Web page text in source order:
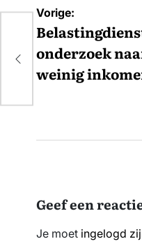
Bericht
navigatie
Vorige:
onderzoek
weinig
Geef een
Je moet ingelogd